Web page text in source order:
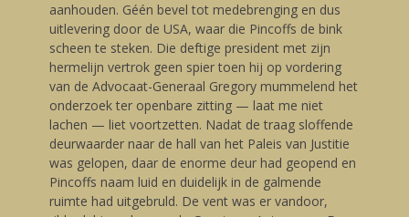
aanhouden. Géén bevel tot medebrenging en dus
uitlevering door de USA, waar die Pincoffs de bink
scheen te steken. Die deftige president met zijn
hermelijn vertrok geen spier toen hij op vordering
van de Advocaat-Generaal Gregory mummelend het
onderzoek ter openbare zitting — laat me niet
lachen — liet voortzetten. Nadat de traag sloffende
deurwaarder naar de hall van het Paleis van Justitie
was gelopen, daar de enorme deur had geopend en
Pincoffs naam luid en duidelijk in de galmende
ruimte had uitgebruld. De vent was er vandoor,